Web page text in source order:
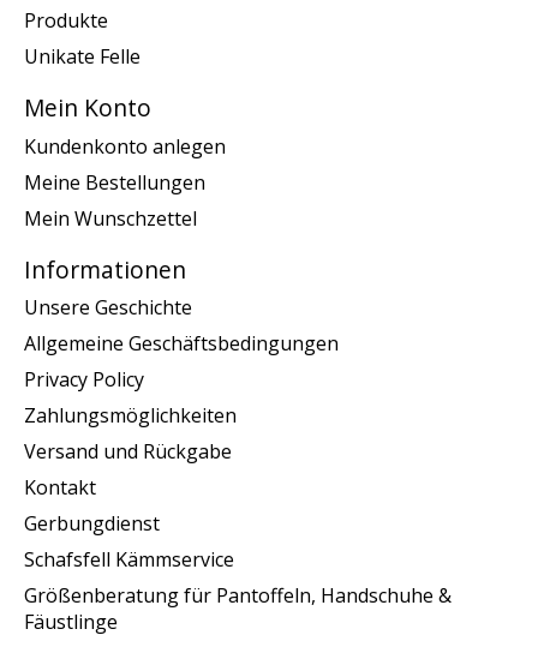
Produkte
Unikate Felle
Mein Konto
Kundenkonto anlegen
Meine Bestellungen
Mein Wunschzettel
Informationen
Unsere Geschichte
Allgemeine Geschäftsbedingungen
Privacy Policy
Zahlungsmöglichkeiten
Versand und Rückgabe
Kontakt
Gerbungdienst
Schafsfell Kämmservice
Größenberatung für Pantoffeln, Handschuhe &
Fäustlinge